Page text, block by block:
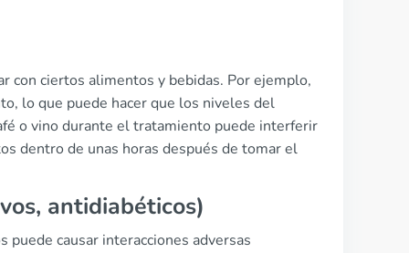
con ciertos alimentos y bebidas. Por ejemplo,
lo que puede hacer que los niveles del
o vino durante el tratamiento puede interferir
dentro de unas horas después de tomar el
antidiabéticos)
puede causar interacciones adversas